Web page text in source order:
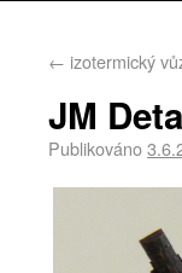
← izotermický
JM
Publikováno